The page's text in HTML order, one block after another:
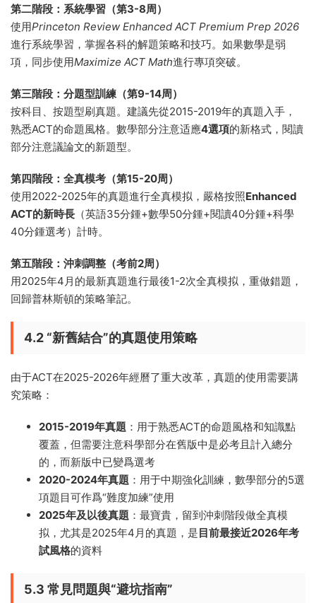
第二階段：系統學習（第3-8周）
使用Princeton Review Enhanced ACT Premium Prep 2026
進行系統學習，掌握各科的解題策略和技巧。如果數學是弱
項，同步使用Maximize ACT Math進行專項突破。
第三階段：分題型訓練（第9-14周）
按科目、按題型刷真題。建議先從2015-2019年的真題入手，
熟悉ACT的命題風格。數學部分注意适應4選項的新格式，閱讀
部分注意議論文的新題型。
第四階段：全真模考（第15-20周）
使用2022-2025年的真題進行全真模拟，嚴格按照Enhanced
ACT的新時長 （英語35分鍾+數學50分鍾+閱讀40分鍾+科學
40分鍾選考）計時。
第五階段：沖刺調整（考前2周）
用2025年4月的最新真題進行最後1-2次全真模拟，重做錯題，
回歸普林斯頓的策略筆記。
4.2 “新舊結合”的真題使用策略
由于ACT在2025-2026年經曆了重大改革，真題的使用需要講
究策略：
2015-2019年真題 ：用于熟悉ACT的命題風格和知識點
覆蓋，但需要注意科學部分在舊版中是必考且計入總分
的，而新版中已變爲選考
2020-2024年真題 ：用于中期強化訓練，數學部分的5選
項題目可作爲“難度加練”使用
2025年及以後真題 ：最寶貴，留到沖刺階段做全真模
拟，尤其是2025年4月的真題，是目前最接近2026年考
試風格的資料
5.3 常見問題與“避坑指南”